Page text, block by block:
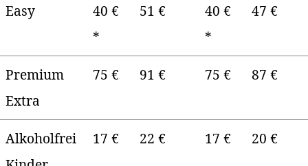
Easy
40 €
*
51 €
40 €
*
47 €
Premium
Extra
75 € 91 € 75 € 87 €
Alkoholfrei
17 € 22 € 17 € 20 €